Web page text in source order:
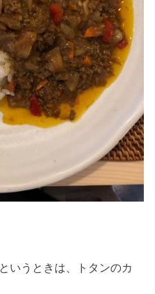
というときは、トタンのカ